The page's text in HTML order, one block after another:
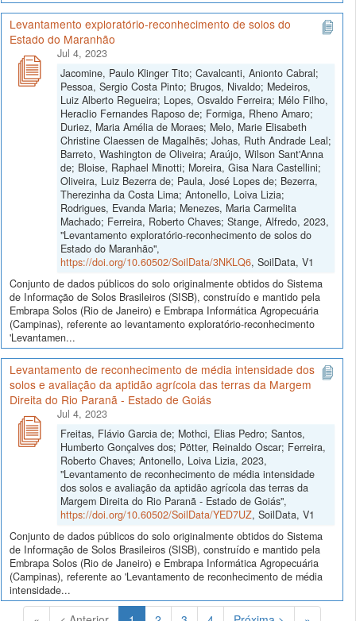
Levantamento exploratório-reconhecimento de solos do
Estado do Maranhão
Jul 4, 2023
Jacomine, Paulo Klinger Tito; Cavalcanti, Anionto Cabral;
Pessoa, Sergio Costa Pinto; Brugos, Nivaldo; Medeiros,
Luiz Alberto Regueira; Lopes, Osvaldo Ferreira; Mélo Filho,
Heraclio Fernandes Raposo de; Formiga, Rheno Amaro;
Duriez, Maria Amélia de Moraes; Melo, Marie Elisabeth
Christine Claessen de Magalhẽs; Johas, Ruth Andrade Leal;
Barreto, Washington de Oliveira; Araújo, Wilson Sant'Anna
de; Bloise, Raphael Minotti; Moreira, Gisa Nara Castellini;
Oliveira, Luiz Bezerra de; Paula, José Lopes de; Bezerra,
Therezinha da Costa Lima; Antonello, Loiva Lizia;
Rodrigues, Evanda Maria; Menezes, Maria Carmelita
Machado; Ferreira, Roberto Chaves; Stange, Alfredo, 2023,
"Levantamento exploratório-reconhecimento de solos do
Estado do Maranhão",
https://doi.org/10.60502/SoilData/3NKLQ6, SoilData, V1
Conjunto de dados públicos do solo originalmente obtidos do Sistema
de Informação de Solos Brasileiros (SISB), construído e mantido pela
Embrapa Solos (Rio de Janeiro) e Embrapa Informática Agropecuária
(Campinas), referente ao levantamento exploratório-reconhecimento
'Levantamen...
Levantamento de reconhecimento de média intensidade dos
solos e avaliação da aptidão agrícola das terras da Margem
Direita do Rio Paranã - Estado de Goiás
Jul 4, 2023
Freitas, Flávio Garcia de; Mothci, Elias Pedro; Santos,
Humberto Gonçalves dos; Pötter, Reinaldo Oscar; Ferreira,
Roberto Chaves; Antonello, Loiva Lizia, 2023,
"Levantamento de reconhecimento de média intensidade
dos solos e avaliação da aptidão agrícola das terras da
Margem Direita do Rio Paranã - Estado de Goiás",
https://doi.org/10.60502/SoilData/YED7UZ, SoilData, V1
Conjunto de dados públicos do solo originalmente obtidos do Sistema
de Informação de Solos Brasileiros (SISB), construído e mantido pela
Embrapa Solos (Rio de Janeiro) e Embrapa Informática Agropecuária
(Campinas), referente ao 'Levantamento de reconhecimento de média
intensidade...